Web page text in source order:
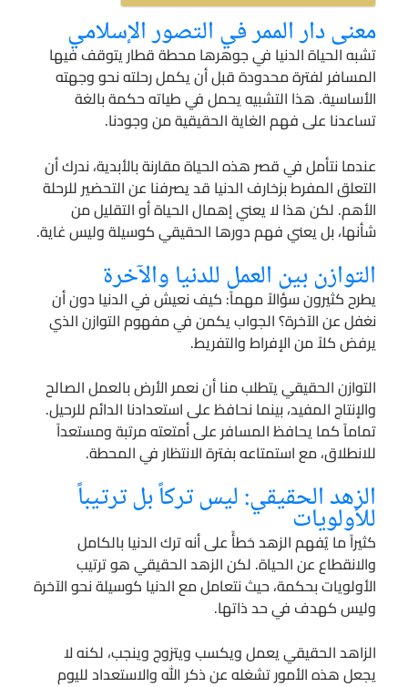
معنى دار الممر في التصور الإسلامي
تشبه الحياة الدنيا في جوهرها محطة قطار يتوقف فيها
المسافر لفترة محدودة قبل أن يكمل رحلته نحو وجهته
الأساسية. هذا التشبيه يحمل في طياته حكمة بالغة
تساعدنا على فهم الغاية الحقيقية من وجودنا.
عندما نتأمل في قصر هذه الحياة مقارنة بالأبدية، ندرك أن
التعلق المفرط بزخارف الدنيا قد يصرفنا عن التحضير للرحلة
الأهم. لكن هذا لا يعني إهمال الحياة أو التقليل من
شأنها، بل يعني فهم دورها الحقيقي كوسيلة وليس غاية.
التوازن بين العمل للدنيا والآخرة
يطرح كثيرون سؤالاً مهماً: كيف نعيش في الدنيا دون أن
نغفل عن الآخرة؟ الجواب يكمن في مفهوم التوازن الذي
يرفض كلاً من الإفراط والتفريط.
التوازن الحقيقي يتطلب منا أن نعمر الأرض بالعمل الصالح
والإنتاج المفيد، بينما نحافظ على استعدادنا الدائم للرحيل.
تماماً كما يحافظ المسافر على أمتعته مرتبة ومستعداً
للانطلاق، مع استمتاعه بفترة الانتظار في المحطة.
الزهد الحقيقي: ليس تركاً بل ترتيباً
للأولويات
كثيراً ما يُفهم الزهد خطأً على أنه ترك الدنيا بالكامل
والانقطاع عن الحياة. لكن الزهد الحقيقي هو ترتيب
الأولويات بحكمة، حيث نتعامل مع الدنيا كوسيلة نحو الآخرة
وليس كهدف في حد ذاتها.
الزاهد الحقيقي يعمل ويكسب ويتزوج وينجب، لكنه لا
يجعل هذه الأمور تشغله عن ذكر الله والاستعداد لليوم